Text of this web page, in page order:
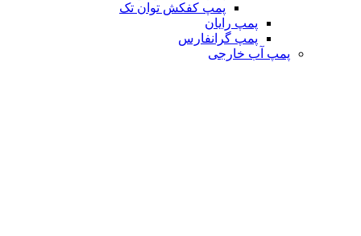
پمپ کفکش توان تک
پمپ رایان
پمپ گرانفارس
پمپ آب خارجی